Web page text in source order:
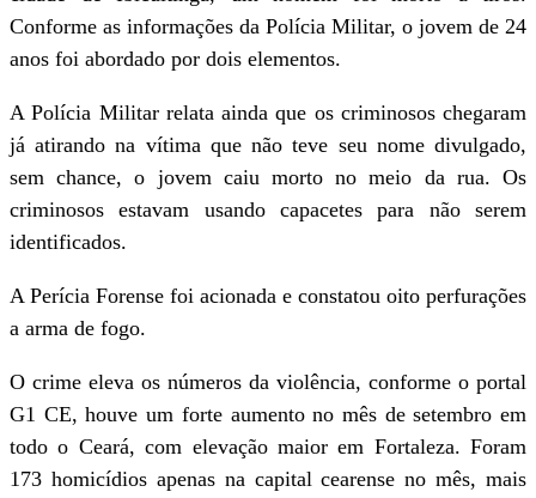
Conforme as informações da Polícia Militar, o jovem de 24
anos foi abordado por dois elementos.
A Polícia Militar relata ainda que os criminosos chegaram
já atirando na vítima que não teve seu nome divulgado,
sem chance, o jovem caiu morto no meio da rua. Os
criminosos estavam usando capacetes para não serem
identificados.
A Perícia Forense foi acionada e constatou oito perfurações
a arma de fogo.
O crime eleva os números da violência, conforme o portal
G1 CE, houve um forte aumento no mês de setembro em
todo o Ceará, com elevação maior em Fortaleza. Foram
173 homicídios apenas na capital cearense no mês, mais